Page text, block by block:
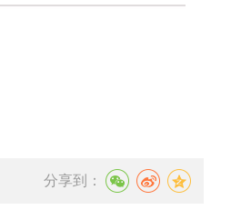
分享到：